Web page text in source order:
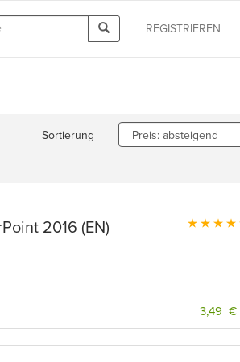
REGISTRIEREN
Sortierung
2016 (EN)
3,49 €